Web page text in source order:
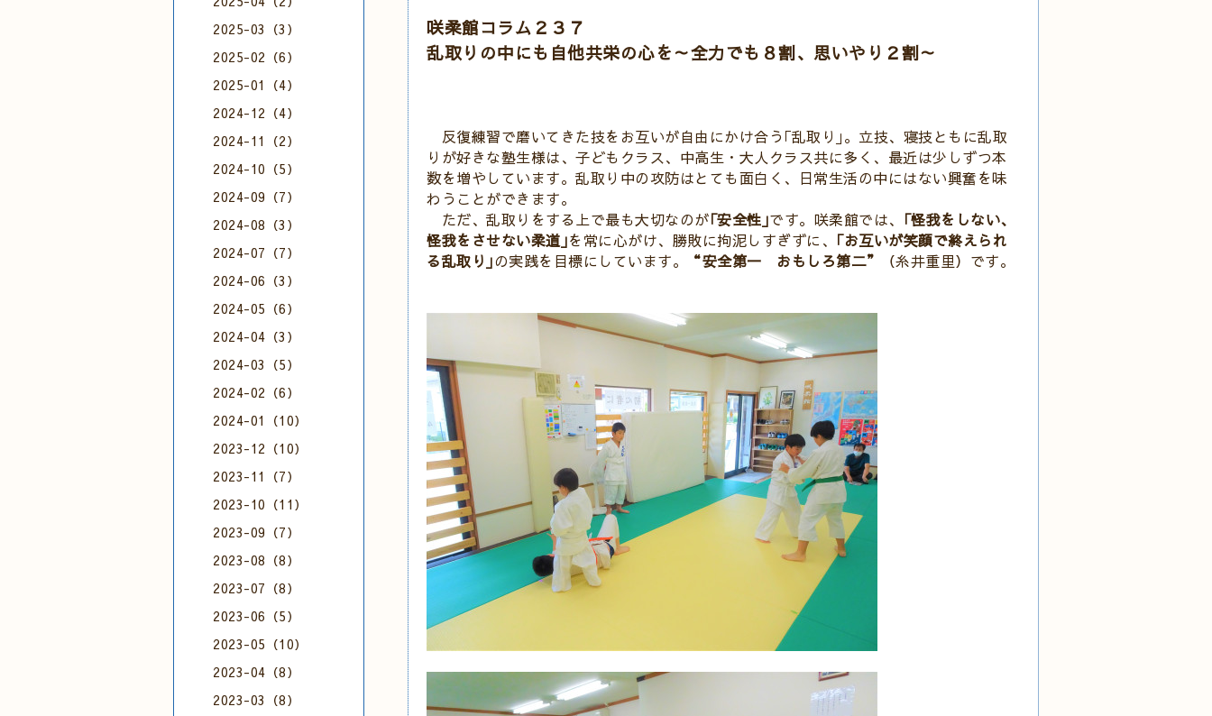
咲柔館コラム２３７
乱取りの中にも自他共栄の心を～全力でも８割、思いやり２割～
反復練習で磨いてきた技をお互いが自由にかけ合う｢乱取り｣。立技、寝技ともに乱取
りが好きな塾生様は、子どもクラス、中高生・大人クラス共に多く、最近は少しずつ本
数を増やしています。乱取り中の攻防はとても面白く、日常生活の中にはない興奮を味
わうことができます。
ただ、乱取りをする上で最も大切なのが｢安全性｣です。咲柔館では、
｢怪我をしない、
怪我をさせない柔道｣を常に心がけ、勝敗に拘泥しすぎずに、 ｢お互いが笑顔で終えられ
る乱取り｣の実践を目標にしています。 “安全第一 おもしろ第二” （糸井重里）です。
2025-03（3）
2025-02（6）
2025-01（4）
2024-12（4）
2024-11（2）
2024-10（5）
2024-09（7）
2024-08（3）
2024-07（7）
2024-06（3）
2024-05（6）
2024-04（3）
2024-03（5）
2024-02（6）
2024-01（10）
2023-12（10）
2023-11（7）
2023-10（11）
2023-09（7）
2023-08（8）
2023-07（8）
2023-06（5）
2023-05（10）
2023-04（8）
2023-03（8）